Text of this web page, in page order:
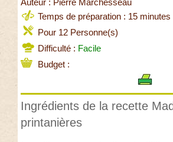
Auteur : Pierre Marchesseau
Temps de préparation : 15 minutes
Pour 12 Personne(s)
Difficulté : Facile
Budget :
Ingrédients de la recette
printanières